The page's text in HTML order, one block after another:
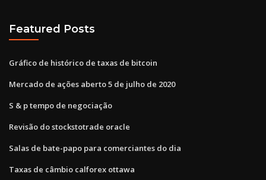
Featured Posts
Gráfico de histórico de taxas de bitcoin
Mercado de ações aberto 5 de julho de 2020
S & p tempo de negociação
Revisão do stockstotrade oracle
Salas de bate-papo para comerciantes do dia
Taxas de câmbio calforex ottawa